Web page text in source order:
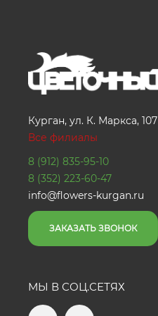
Курган, ул. К. Маркса, 107
Все филиалы
8 (912) 835-95-10
8 (352) 223-60-47
info@flowers-kurgan.ru
ЗАКАЗАТЬ ЗВОНОК
МЫ В СОЦ.СЕТЯХ